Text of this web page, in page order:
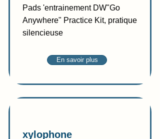
Pads 'entrainement DW"Go
Anywhere" Practice Kit, pratique
silencieuse
En savoir plus
xylophone